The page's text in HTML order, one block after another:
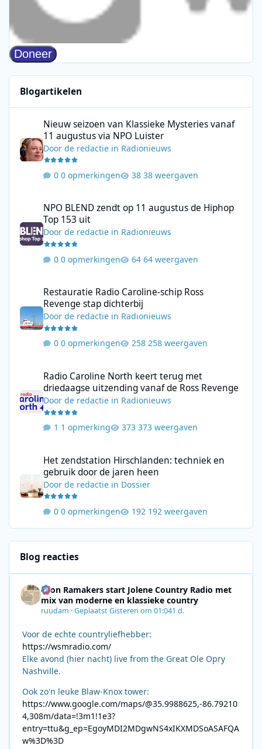
Blogartikelen
Nieuw seizoen van Klassieke Mysteries vanaf
11 augustus via NPO Luister
Doorde redactie in Radionieuws
0 opmerkingen 38 weergaven
NPO BLEND zendt op 11 augustus de Hiphop
Top 153 uit
Doorde redactie in Radionieuws
0 opmerkingen 64 weergaven
Restauratie Radio Caroline-schip Ross
Revenge stap dichterbij
Doorde redactie in Radionieuws
0 opmerkingen 258 weergaven
Radio Caroline North keert terug met
driedaagse uitzending vanaf de Ross Revenge
Doorde redactie in Radionieuws
1 opmerking 373 weergaven
Het zendstation Hirschlanden: techniek en
gebruik door de jaren heen
Doorde redactie in Dossier
0 opmerkingen 192 weergaven
Blog reacties
Leon Ramakers start Jolene Country Radio met
mix van moderne en klassieke country
ruudam ·GeplaatstGisteren om 01:041 d.
Voor de echte countryliefhebber:
https://wsmradio.com/
Elke avond (hier nacht) live from the Great Ole Opry
Nashville.
Ook zo'n leuke Blaw-Knox tower:
https://www.google.com/maps/@35.9988625,-86.79210
4,308m/data=!3m1!1e3?
entry=ttu&g_ep=EgoyMDI2MDgwNS4xIKXMDSoASAFQA
w%3D%3D